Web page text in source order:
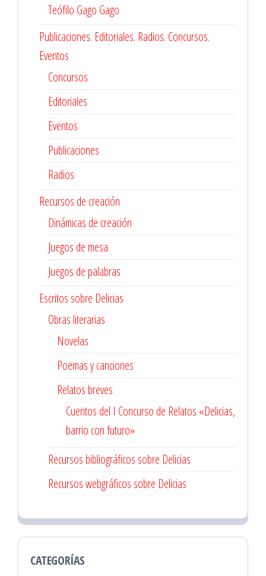
Teófilo Gago Gago
Publicaciones. Editoriales. Radios. Concursos.
Eventos
Concursos
Editoriales
Eventos
Publicaciones
Radios
Recursos de creación
Dinámicas de creación
Juegos de mesa
Juegos de palabras
Escritos sobre Delicias
Obras literarias
Novelas
Poemas y canciones
Relatos breves
Cuentos del I Concurso de Relatos «Delicias,
barrio con futuro»
Recursos bibliográficos sobre Delicias
Recursos webgráficos sobre Delicias
CATEGORÍAS